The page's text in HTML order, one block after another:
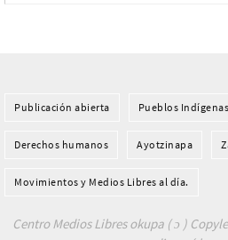
Publicación abierta Pueblos Indí­genas
Derechos humanos Ayotzinapa
Movimientos y Medios Libres al día.
Centro Medios Libres okupa ( ɔ )